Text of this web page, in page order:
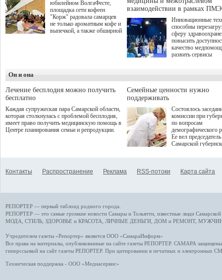
юбилейном ВолгаФесте,
площадка сети кофеен
"Корж" радовала самарцев
не только ароматным кофе и
выпечкой, а также обширной
взаимодействии в рамках
Инновационные
способны
сферу
повысить
качество
развить сервисы
определенными
К ним можно
возникающие при
данными
более динамичного
проникновения
сегмент
отраслевое
рассказала Ольга
ходе сессии
качества жизни" в
ПМЭФ 2025. В
РФ Михаил
представители
Государственной
Он и она
Лечение бесплодия можно получить
бесплатно
Каждая супружеская пара Самарской области,
которая столкнулась с проблемой бесплодия,
имеет право получить медицинскую помощь в
Центре планирования семьи и репродукции.
Семейные ценности нужно
поддерживать
Состоялось
комиссии при
по вопросам
демографического
Ее вел председатель
Самарской
Контакты Распространение Реклама RSS-потоки Карта сайта
РЕПОРТЕР — первый таблоид родного города.
РЕПОРТЕР — это самые громкие новости Самары и Тольятти, известные люди
МОДА, СТИЛЬ ЗДОРОВЬЕ и КРАСОТА ЛИЧНЫЕ ДЕНЬГИ ДОМ и РЕМОНТ,
Учредителем газеты «Репортер» является ООО «СамараИнформ»
Все права на материалы, опубликованные на сайте газеты РЕПОРТЕР. САМАРА защищены.
гиперссылкой на сайт газеты РЕПОРТЕР. При цитировании в печатных и электронных
Техническая поддержка - ООО «Медиасервис»